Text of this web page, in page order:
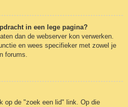
in een lege pagina?
dan de webserver kon verwerken.
en wees specifieker met zowel je
forums.
op de "zoek een lid" link. Op die